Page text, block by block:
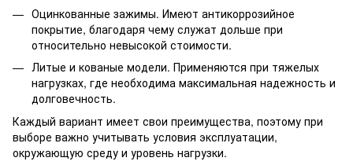
Оцинкованные зажимы. Имеют антикоррозийное
покрытие, благодаря чему служат дольше при
относительно невысокой стоимости.
Литые и кованые модели. Применяются при тяжелых
нагрузках, где необходима максимальная надежность и
долговечность.
Каждый вариант имеет свои преимущества, поэтому при
выборе важно учитывать условия эксплуатации,
окружающую среду и уровень нагрузки.